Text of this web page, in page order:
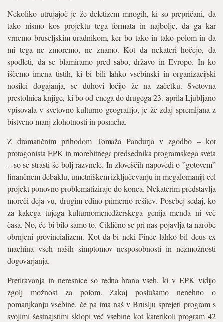
Nekoliko utrujajoč je že defetizem mnogih, ki so prepričani, da
tako nismo kos projektu tega formata in najbolje, da ga kar
vrnemo bruseljskim uradnikom, ker bo tako in tako polom in da
mi tega ne zmoremo, ne znamo. Kot da nekateri hočejo, da
spodleti, da se blamiramo pred sabo, državo in Evropo. In ko
iščemo imena tistih, ki bi bili lahko vsebinski in organizacijski
nosilci dogajanja, se duhovi ločijo že na začetku. Svetovna
prestolnica knjige, ki bo od enega do drugega 23. aprila Ljubljano
vpisovala v svetovno kulturno geografijo, je že zdaj spremljana z
bistveno manj zlohotnosti in posmeha.
Z dramatičnim prihodom Tomaža Pandurja v zgodbo – kot
protagonista EPK in morebitnega predsednika programskega sveta
– so se strasti še bolj razvnele. In zloveščih napovedi o ”gotovem”
finančnem debaklu, umetniškem izključevanju in megalomaniji cel
projekt ponovno problematizirajo do konca. Nekaterim predstavlja
moreči deja-vu, drugim edino primerno rešitev. Posebej sedaj, ko
za kakega tujega kulturnomenedžerskega genija menda ni več
časa. No, če bi bilo samo to. Ciklično se pri nas pojavlja ta narobe
obrnjeni provincializem. Kot da bi neki Finec lahko bil deus ex
machina vseh naših simptomov nesposobnosti in nezmožnosti
dogovarjanja.
Pretiravanja in neresnice so redna hrana vseh, ki v EPK vidijo
zgolj možnost za polom. Zakaj poslušamo nenehno o
pomanjkanju vsebine, če pa ima naš v Bruslju sprejeti program s
svojimi šestnajstimi sklopi več vsebine kot katerikoli program 42